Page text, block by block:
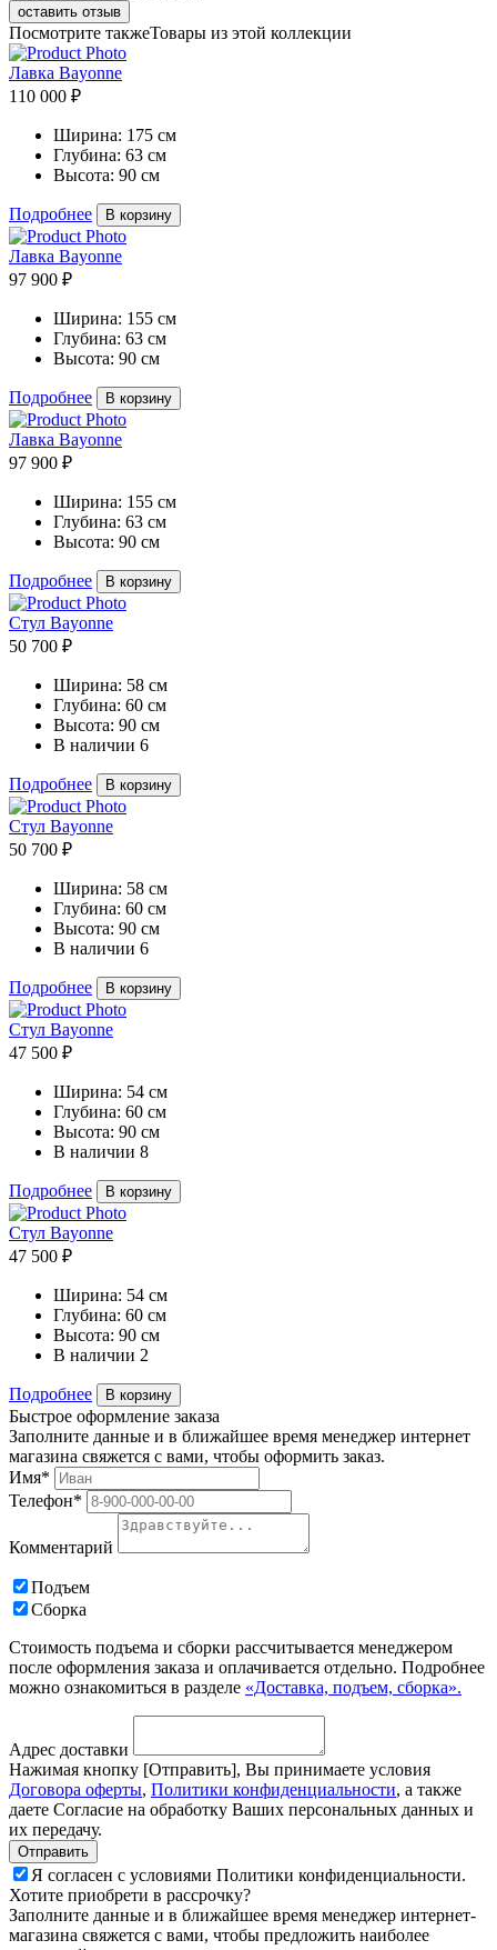
оставить отзыв
Посмотрите такжеТовары из этой коллекции
Лавка Bayonne
110 000 ₽
Ширина: 175 см
Глубина: 63 см
Высота: 90 см
Подробнее В корзину
Лавка Bayonne
97 900 ₽
Ширина: 155 см
Глубина: 63 см
Высота: 90 см
Подробнее В корзину
Лавка Bayonne
97 900 ₽
Ширина: 155 см
Глубина: 63 см
Высота: 90 см
Подробнее В корзину
Стул Bayonne
50 700 ₽
Ширина: 58 см
Глубина: 60 см
Высота: 90 см
В наличии 6
Подробнее В корзину
Стул Bayonne
50 700 ₽
Ширина: 58 см
Глубина: 60 см
Высота: 90 см
В наличии 6
Подробнее В корзину
Стул Bayonne
47 500 ₽
Ширина: 54 см
Глубина: 60 см
Высота: 90 см
В наличии 8
Подробнее В корзину
Стул Bayonne
47 500 ₽
Ширина: 54 см
Глубина: 60 см
Высота: 90 см
В наличии 2
Подробнее В корзину
Быстрое оформление заказа
Заполните данные и в ближайшее время менеджер интернет
магазина свяжется с вами, чтобы оформить заказ.
Имя*
Телефон*
Комментарий
Подъем
Сборка
Стоимость подъема и сборки рассчитывается менеджером
после оформления заказа и оплачивается отдельно. Подробнее
можно ознакомиться в разделе «Доставка, подъем, сборка».
Адрес доставки
Нажимая кнопку [Отправить], Вы принимаете условия
Договора оферты, Политики конфиденциальности, а также
даете Согласие на обработку Ваших персональных данных и
их передачу.
Я согласен с условиями Политики конфиденциальности.
Хотите приобрети в рассрочку?
Заполните данные и в ближайшее время менеджер интернет-
магазина свяжется с вами, чтобы предложить наиболее